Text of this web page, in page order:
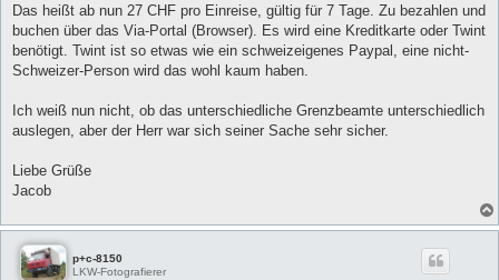
Das heißt ab nun 27 CHF pro Einreise, gültig für 7 Tage. Zu bezahlen und
buchen über das Via-Portal (Browser). Es wird eine Kreditkarte oder Twint
benötigt. Twint ist so etwas wie ein schweizeigenes Paypal, eine nicht-
Schweizer-Person wird das wohl kaum haben.
Ich weiß nun nicht, ob das unterschiedliche Grenzbeamte unterschiedlich
auslegen, aber der Herr war sich seiner Sache sehr sicher.
Liebe Grüße
Jacob
p+c-8150
LKW-Fotografierer